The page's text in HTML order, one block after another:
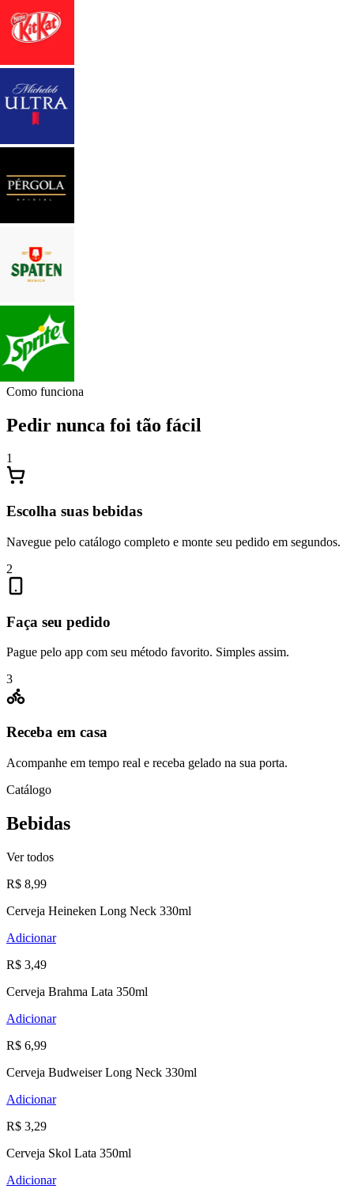
Como funciona
Pedir nunca foi tão fácil
1
Escolha suas bebidas
Navegue pelo catálogo completo e monte seu pedido em segundos.
2
Faça seu pedido
Pague pelo app com seu método favorito. Simples assim.
3
Receba em casa
Acompanhe em tempo real e receba gelado na sua porta.
Catálogo
Bebidas
Ver todos
R$ 8,99
Cerveja Heineken Long Neck 330ml
Adicionar
R$ 3,49
Cerveja Brahma Lata 350ml
Adicionar
R$ 6,99
Cerveja Budweiser Long Neck 330ml
Adicionar
R$ 3,29
Cerveja Skol Lata 350ml
Adicionar